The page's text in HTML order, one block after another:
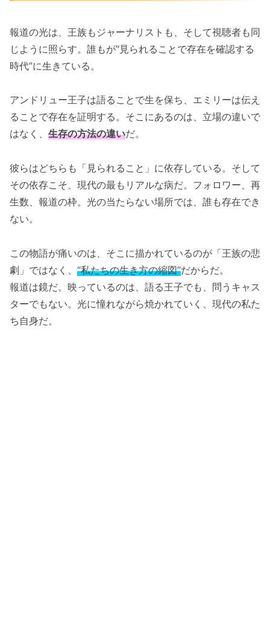
報道の光は、王族もジャーナリストも、そして視聴者も同
じように照らす。誰もが“見られることで存在を確認する
時代”に生きている。
アンドリュー王子は語ることで生を保ち、エミリーは伝え
ることで存在を証明する。そこにあるのは、立場の違いで
はなく、 生存の方法の違いだ。
彼らはどちらも「見られること」に依存している。そして
その依存こそ、現代の最もリアルな病だ。フォロワー、再
生数、報道の枠。光の当たらない場所では、誰も存在でき
ない。
この物語が痛いのは、そこに描かれているのが「王族の悲
劇」ではなく、 “私たちの生き方の縮図”だからだ。
報道は鏡だ。映っているのは、語る王子でも、問うキャス
ターでもない。光に憧れながら焼かれていく、現代の私た
ち自身だ。